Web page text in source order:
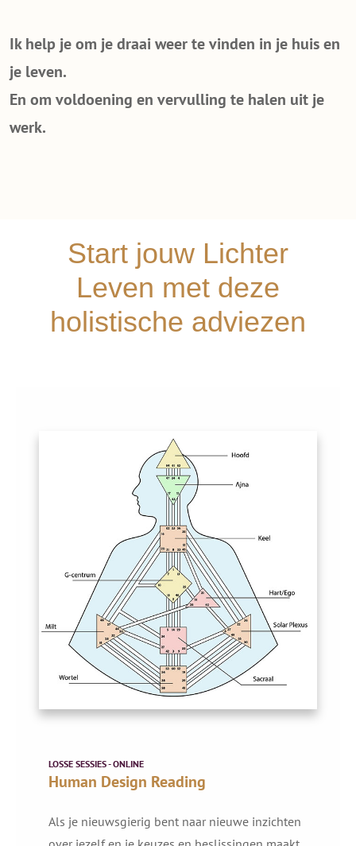
Ik help je om je draai weer te vinden in je huis en
je leven.
En om voldoening en vervulling te halen uit je
werk.
Start jouw Lichter
Leven met deze
holistische adviezen
LOSSE SESSIES - ONLINE
Human Design Reading
Als je nieuwsgierig bent naar nieuwe inzichten